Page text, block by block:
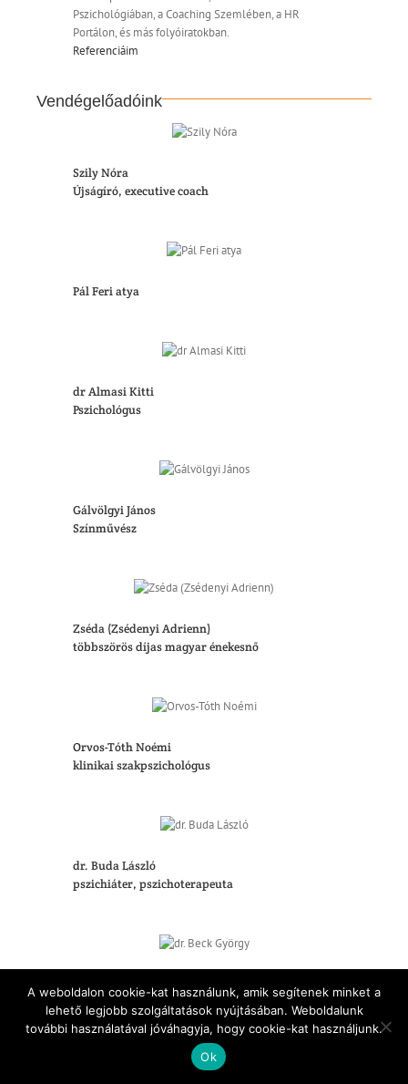
Pszichológiában, a Coaching Szemlében, a HR
Portálon, és más folyóiratokban.
Referenciáim
Vendégelőadóink
Szily Nóra
Újságíró, executive coach
Pál Feri atya
dr Almasi Kitti
Pszichológus
Gálvölgyi János
Színművész
Zséda (Zsédenyi Adrienn)
többszörös díjas magyar énekesnő
Orvos-Tóth Noémi
klinikai szakpszichológus
dr. Buda László
pszichiáter, pszichoterapeuta
dr. Beck György
Neumann János Számítógép-tudományi
Társaság Elnöke
A weboldalon cookie-kat használunk, amik segítenek minket a
lehető legjobb szolgáltatások nyújtásában. Weboldalunk
további használatával jóváhagyja, hogy cookie-kat használjunk.
Ok